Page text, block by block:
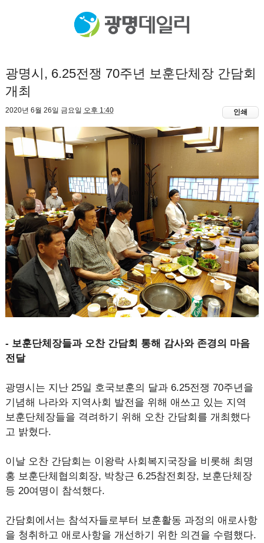
광명시, 6.25전쟁 70주년 보훈단체장 간담회
개최
2020년 6월 26일 금요일 오후 1:40 인쇄
- 보훈단체장들과 오찬 간담회 통해 감사와 존경의 마음
전달
광명시는 지난 25일 호국보훈의 달과 6.25전쟁 70주년을
기념해 나라와 지역사회 발전을 위해 애쓰고 있는 지역
보훈단체장들을 격려하기 위해 오찬 간담회를 개최했다
고 밝혔다.
이날 오찬 간담회는 이왕락 사회복지국장을 비롯해 최명
홍 보훈단체협의회장, 박창근 6.25참전회장, 보훈단체장
등 20여명이 참석했다.
간담회에서는 참석자들로부터 보훈활동 과정의 애로사항
을 청취하고 애로사항을 개선하기 위한 의견을 수렴했다.